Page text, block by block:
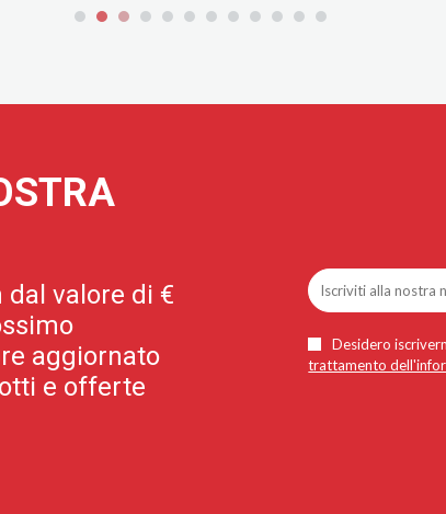
dal valore di €
aggiornato
e offerte
Desidero
trattamento